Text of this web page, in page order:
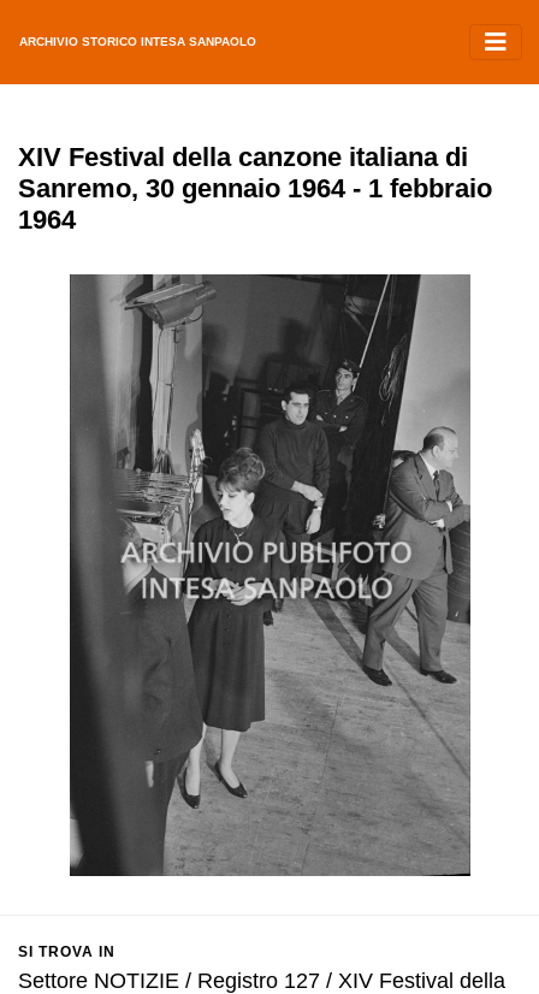
ARCHIVIO STORICO INTESA SANPAOLO
XIV Festival della canzone italiana di
Sanremo, 30 gennaio 1964 - 1 febbraio
1964
SI TROVA IN
Settore NOTIZIE / Registro 127 / XIV Festival della